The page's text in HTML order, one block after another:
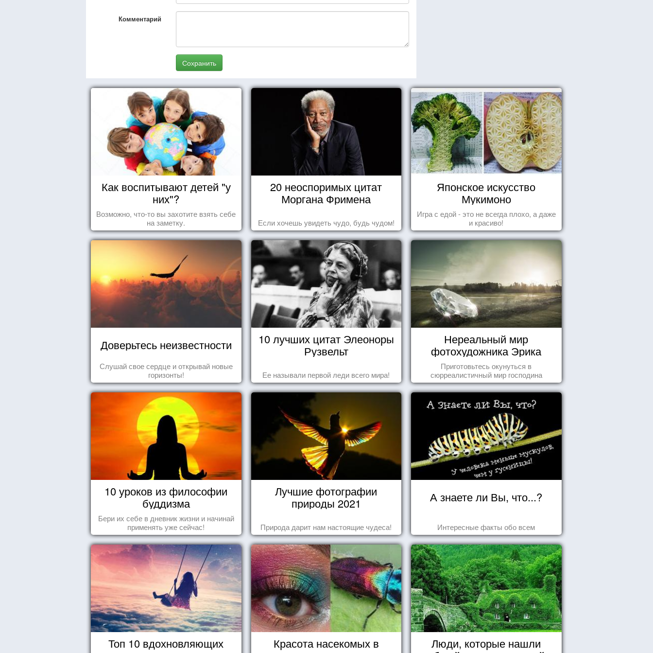
Комментарий
Сохранить
Как воспитывают детей "у
них"?
Возможно, что-то вы захотите взять себе
на заметку.
20 неоспоримых цитат
Моргана Фримена
Если хочешь увидеть чудо, будь чудом!
Японское искусство
Мукимоно
Игра с едой - это не всегда плохо, а даже
и красиво!
Доверьтесь неизвестности
Слушай свое сердце и открывай новые
горизонты!
10 лучших цитат Элеоноры
Рузвельт
Ее называли первой леди всего мира!
Нереальный мир
фотохудожника Эрика
Йоханссона
Приготовьтесь окунуться в
сюрреалистичный мир господина
Йоханссона
10 уроков из философии
буддизма
Бери их себе в дневник жизни и начинай
применять уже сейчас!
Лучшие фотографии
природы 2021
Природа дарит нам настоящие чудеса!
А знаете ли Вы, что...?
Интересные факты обо всем
Топ 10 вдохновляющих
Красота насекомых в
Люди, которые нашли